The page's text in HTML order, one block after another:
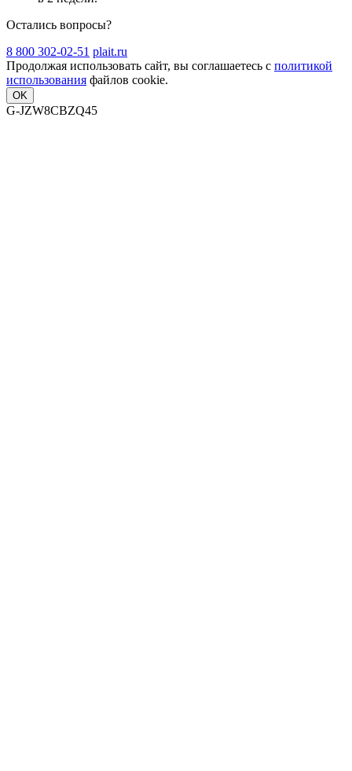
Остались вопросы?
8 800 302-02-51 plait.ru
Продолжая использовать сайт, вы соглашаетесь с политикой
использования файлов cookie.
OK
G-JZW8CBZQ45